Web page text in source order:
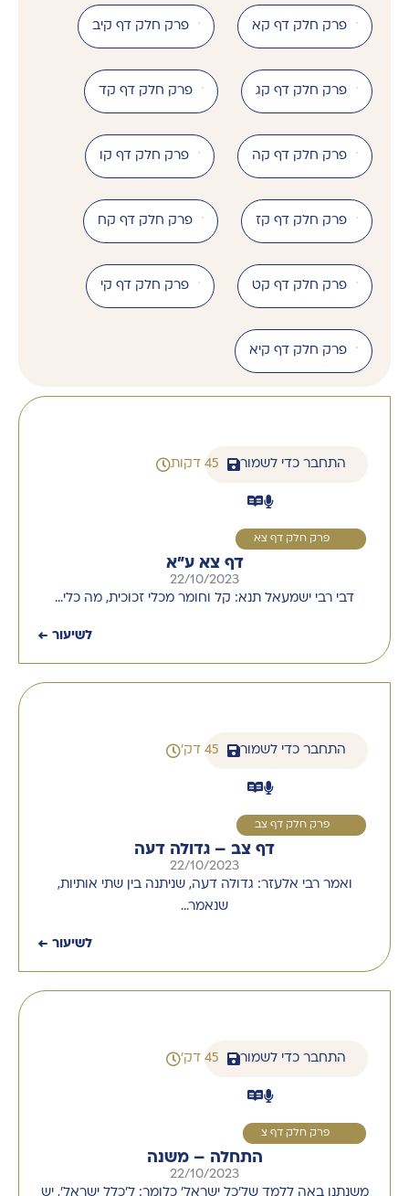
פרק חלק דף קא פרק חלק דף קיב
פרק חלק דף קג פרק חלק דף קד
פרק חלק דף קה פרק חלק דף קו
פרק חלק דף קז פרק חלק דף קח
פרק חלק דף קט פרק חלק דף קי
פרק חלק דף קיא
התחבר כדי לשמור 45 דקות
פרק חלק דף צא
דף צא ע"א
22/10/2023
דבי רבי ישמעאל תנא: קל וחומר מכלי זכוכית, מה כלי…
לשיעור ←
התחבר כדי לשמור 45 דק'
פרק חלק דף צב
דף צב – גדולה דעה
22/10/2023
ואמר רבי אלעזר: גדולה דעה, שניתנה בין שתי אותיות,
שנאמר…
לשיעור ←
התחבר כדי לשמור 45 דק'
פרק חלק דף צ
התחלה – משנה
22/10/2023
משנתנו באה ללמד של'כל ישראל' כלומר: ל'כלל ישראל', יש